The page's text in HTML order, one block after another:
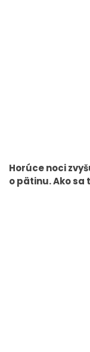
Horúce noci
o pätinu. Ako sa